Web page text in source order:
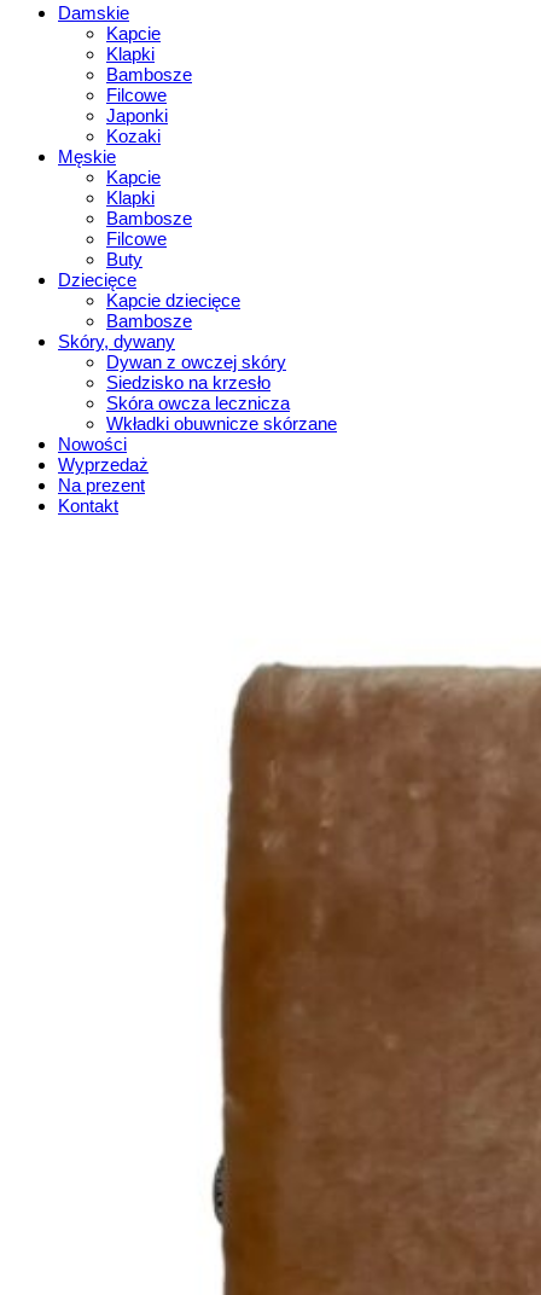
Damskie
Kapcie
Klapki
Bambosze
Filcowe
Japonki
Kozaki
Męskie
Kapcie
Klapki
Bambosze
Filcowe
Buty
Dziecięce
Kapcie dziecięce
Bambosze
Skóry, dywany
Dywan z owczej skóry
Siedzisko na krzesło
Skóra owcza lecznicza
Wkładki obuwnicze skórzane
Nowości
Wyprzedaż
Na prezent
Kontakt